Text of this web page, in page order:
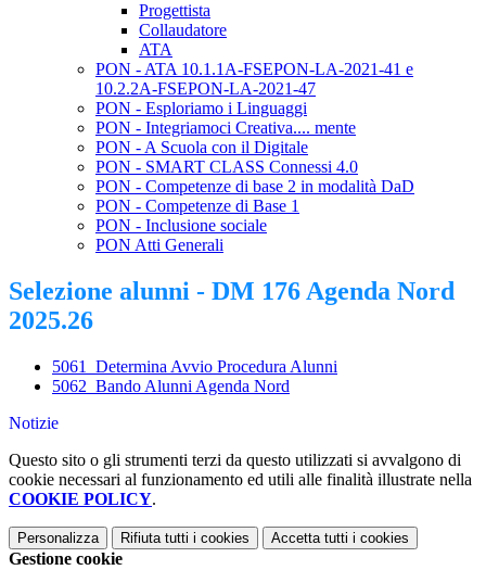
Progettista
Collaudatore
ATA
PON - ATA 10.1.1A-FSEPON-LA-2021-41 e
10.2.2A-FSEPON-LA-2021-47
PON - Esploriamo i Linguaggi
PON - Integriamoci Creativa.... mente
PON - A Scuola con il Digitale
PON - SMART CLASS Connessi 4.0
PON - Competenze di base 2 in modalità DaD
PON - Competenze di Base 1
PON - Inclusione sociale
PON Atti Generali
Selezione alunni - DM 176 Agenda Nord
2025.26
5061_Determina Avvio Procedura Alunni
5062_Bando Alunni Agenda Nord
Notizie
Questo sito o gli strumenti terzi da questo utilizzati si avvalgono di
cookie necessari al funzionamento ed utili alle finalità illustrate nella
COOKIE POLICY.
Personalizza Rifiuta tutti i cookies Accetta tutti i cookies
Gestione cookie